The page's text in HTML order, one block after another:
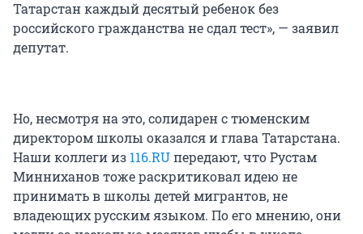
Татарстан каждый десятый ребенок без
российского гражданства не сдал тест», — заявил
депутат.
Но, несмотря на это, солидарен с тюменским
директором школы оказался и глава Татарстана.
Наши коллеги из 116.RUпередают, что Рустам
Минниханов тоже раскритиковал идею не
принимать в школы детей мигрантов, не
владеющих русским языком. По его мнению, они